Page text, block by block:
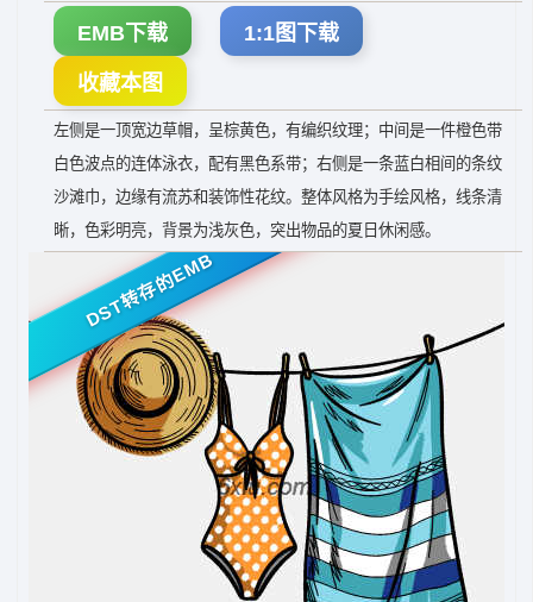
EMB下载 1:1图下载
收藏本图
左侧是一顶宽边草帽，呈棕黄色，有编织纹理；中间是一件橙色带
白色波点的连体泳衣，配有黑色系带；右侧是一条蓝白相间的条纹
沙滩巾，边缘有流苏和装饰性花纹。整体风格为手绘风格，线条清
晰，色彩明亮，背景为浅灰色，突出物品的夏日休闲感。
DST转存的EMB